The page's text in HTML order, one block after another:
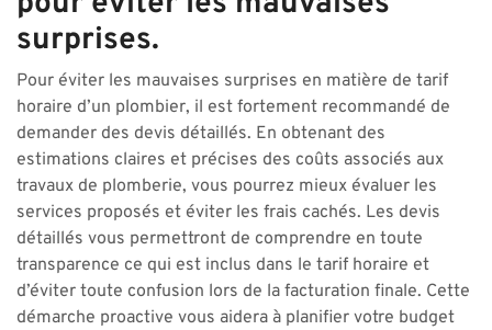
surprises.
Pour éviter les mauvaises surprises en matière de tarif
horaire d’un plombier, il est fortement recommandé de
demander des devis détaillés. En obtenant des
estimations claires et précises des coûts associés aux
travaux de plomberie, vous pourrez mieux évaluer les
services proposés et éviter les frais cachés. Les devis
détaillés vous permettront de comprendre en toute
transparence ce qui est inclus dans le tarif horaire et
d’éviter toute confusion lors de la facturation finale. Cette
démarche proactive vous aidera à planifier votre budget